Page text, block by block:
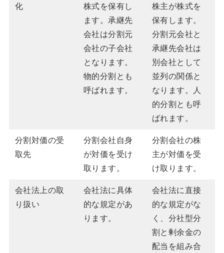
化
株式を保有し
ます。承継先
会社は分割元
会社の子会社
となります。
物的分割とも
呼ばれます。
株主が株式を
保有します。
分割元会社と
承継先会社は
別会社として
並列の関係と
なります。人
的分割とも呼
ばれます。
分割対価の受
取先
分割会社自身
が対価を受け
取ります。
分割会社の株
主が対価を受
け取ります。
会社法上の取
り扱い
会社法に具体
的な規定があ
ります。
会社法に直接
的な規定がな
く、分社型分
割と剰余金の
配当を組み合